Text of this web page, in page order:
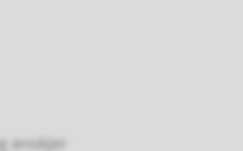
ønskjer